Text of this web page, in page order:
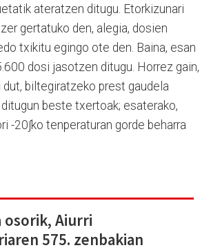
ateratzen ditugu. Etorkizunari
gertatuko den, alegia, dosien
txikitu egingo ote den. Baina, esan
dosi jasotzen ditugu. Horrez gain,
dut, biltegiratzeko prest gaudela
beste txertoak; esaterako,
-20∫ko tenperaturan gorde beharra
osorik, Aiurri
575. zenbakian